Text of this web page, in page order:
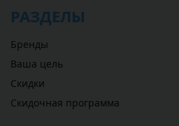
РАЗДЕЛЫ
Бренды
Ваша цель
Скидки
Скидочная программа